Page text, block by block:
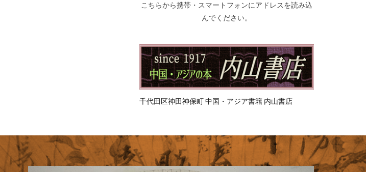
こちらから携帯・スマートフォンにアドレスを読み込
んでください。
千代田区神田神保町 中国・アジア書籍 内山書店